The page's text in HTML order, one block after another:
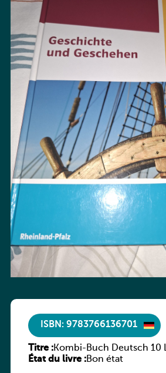
ISBN: 9783766136701
Titre :Kombi-Buch Deutsch 10
Sprachbuch
État du livre :Bon état